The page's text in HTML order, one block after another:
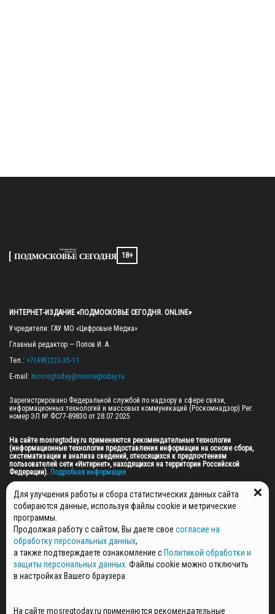
18+
ИНТЕРНЕТ-ИЗДАНИЕ «ПОДМОСКОВЬЕ СЕГОДНЯ. ONLINE»
Учредители: ГАУ МО «Цифровые Медиа»
Главный редактор — Попов И. А.
Тел.: +7(495)223-35-11
E-mail: mosregtoday@mosregtoday.ru
Зарегистрировано Федеральной службой по надзору в сфере связи,
информационных технологий и массовых коммуникаций (Роскомнадзор) Рег.
номер ЭЛ № ФС77-89830 от 28.07.2025
На сайте mosregtoday.ru применяются рекомендательные технологии
(информационные технологии предоставления информации на основе сбора,
систематизации и анализа сведений, относящихся к предпочтениям
пользователей сети «Интернет», находящихся на территории Российской
Федерации). Подробная информация
© 2026 ПРАВА НА ВСЕ МАТЕРИАЛЫ САЙТА ПРИНАДЛЕЖАТ ГАУ МО "ЦИФРОВЫЕ
МЕДИА" (ОГРН: 1255000059467).
ПОЛИТИКА ОБРАБОТКИ И ЗАЩИТЫ ПЕРСОНАЛЬНЫХ ДАННЫХ
НОВОСТИ
ГАЗЕТЫ
РЕКЛАМОДАТЕЛЯМ
Для улучшения работы и сбора статистических данных сайта
собираются данные, используя файлы cookie и метрические
программы.
Продолжая работу с сайтом, Вы даете свое согласие на
обработку персональных данных,
а также подтверждаете ознакомление с Политикой обработки и
защиты персональных данных . Файлы cookie можно отключить
в настройках Вашего браузера.
На сайте mosregtoday.ru применяются рекомендательные